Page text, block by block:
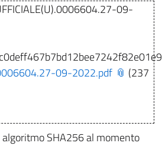
09-
09-2022.pdf
(237
SHA256 al momento